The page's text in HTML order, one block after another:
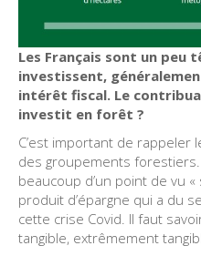
Les Français sont un peu
investissent,
intérêt fiscal. Le
investit en forêt ?
C’est important de rappeler
des groupements forestiers.
beaucoup d’un point de vu
produit d’épargne qui a du
cette crise Covid. Il faut
tangible, extrêmement